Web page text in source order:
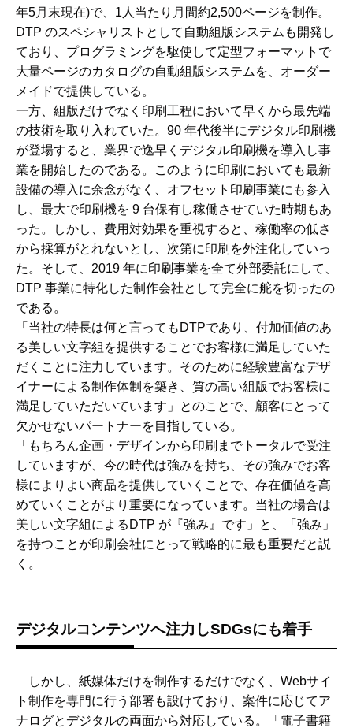
年5月末現在)で、1人当たり月間約2,500ページを制作。
DTP のスペシャリストとして自動組版システムも開発し
ており、プログラミングを駆使して定型フォーマットで
大量ページのカタログの自動組版システムを、オーダー
メイドで提供している。
一方、組版だけでなく印刷工程において早くから最先端
の技術を取り入れていた。90 年代後半にデジタル印刷機
が登場すると、業界で逸早くデジタル印刷機を導入し事
業を開始したのである。このように印刷においても最新
設備の導入に余念がなく、オフセット印刷事業にも参入
し、最大で印刷機を 9 台保有し稼働させていた時期もあ
った。しかし、費用対効果を重視すると、稼働率の低さ
から採算がとれないとし、次第に印刷を外注化していっ
た。そして、2019 年に印刷事業を全て外部委託にして、
DTP 事業に特化した制作会社として完全に舵を切ったの
である。
「当社の特長は何と言ってもDTPであり、付加価値のあ
る美しい文字組を提供することでお客様に満足していた
だくことに注力しています。そのために経験豊富なデザ
イナーによる制作体制を築き、質の高い組版でお客様に
満足していただいています」とのことで、顧客にとって
欠かせないパートナーを目指している。
「もちろん企画・デザインから印刷までトータルで受注
していますが、今の時代は強みを持ち、その強みでお客
様によりよい商品を提供していくことで、存在価値を高
めていくことがより重要になっています。当社の場合は
美しい文字組によるDTP が『強み』です」と、「強み」
を持つことが印刷会社にとって戦略的に最も重要だと説
く。
デジタルコンテンツへ注力しSDGsにも着手
しかし、紙媒体だけを制作するだけでなく、Webサイ
ト制作を専門に行う部署も設けており、案件に応じてア
ナログとデジタルの両面から対応している。「電子書籍